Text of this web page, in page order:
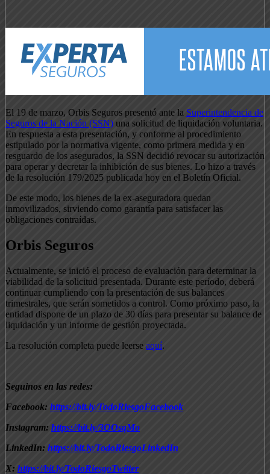
El 19 de marzo, Orbis Seguros presentó ante la Superintendencia de
Seguros de la Nación (SSN) una solicitud de liquidación voluntaria.
En respuesta a esta presentación, y conforme al procedimiento
estipulado por la normativa vigente, como primera medida y en
resguardo de los asegurados, la SSN decidió revocar su autorización
para operar y decretar la inhibición de sus bienes. Lo hizo a través
de la resolución 179/2025 publicada hoy en el Boletín Oficial.
De este modo, los bienes de la ex-aseguradora quedan
inmovilizados, sirviendo como garantía para satisfacer las
obligaciones contraídas.
Orbis Seguros
Actualmente, se inició el proceso de evaluación para determinar la
viabilidad de la solicitud presentada. Durante este período, deberá
continuar cumpliendo con la presentación de sus balances
trimestrales, que serán sometidos a control. Como próximo paso, la
entidad dispone de un plazo de 30 días para presentar su balance de
liquidación y un informe de gestión proyectada.
La resolución completa puede leerse aquí.
Seguinos en las redes:
Facebook: https://bit.ly/TodoRiesgoFacebook
Instagram: https://bit.ly/3OOsqMo
LinkedIn: https://bit.ly/TodoRiesgoLinkedIn
X: https://bit.ly/TodoRiesgoTwitter